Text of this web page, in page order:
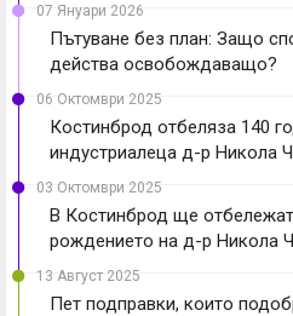
07 Януари 2026
Пътуване без план: Защо
действа освобождаващо?
06 Октомври 2025
Костинброд отбеляза 140
индустриалеца д-р Никола
03 Октомври 2025
В Костинброд ще
рождението на д-р Никола
13 Август 2025
Пет подправки, които